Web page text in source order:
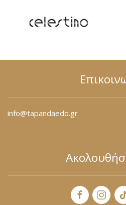
info@tapandaedo.gr